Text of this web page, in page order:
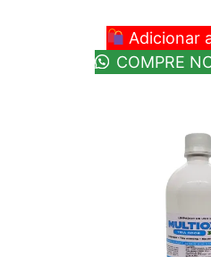
Adicionar
COMPRE